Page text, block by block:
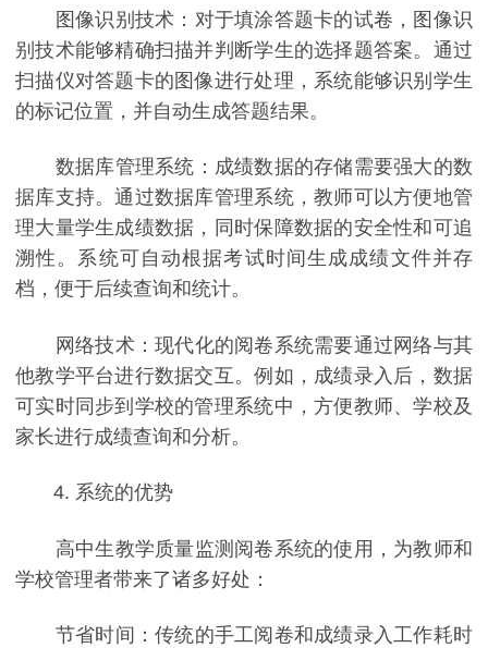
图像识别技术：对于填涂答题卡的试卷，图像识
别技术能够精确扫描并判断学生的选择题答案。通过
扫描仪对答题卡的图像进行处理，系统能够识别学生
的标记位置，并自动生成答题结果。
数据库管理系统：成绩数据的存储需要强大的数
据库支持。通过数据库管理系统，教师可以方便地管
理大量学生成绩数据，同时保障数据的安全性和可追
溯性。系统可自动根据考试时间生成成绩文件并存
档，便于后续查询和统计。
网络技术：现代化的阅卷系统需要通过网络与其
他教学平台进行数据交互。例如，成绩录入后，数据
可实时同步到学校的管理系统中，方便教师、学校及
家长进行成绩查询和分析。
4. 系统的优势
高中生教学质量监测阅卷系统的使用，为教师和
学校管理者带来了诸多好处：
节省时间：传统的手工阅卷和成绩录入工作耗时